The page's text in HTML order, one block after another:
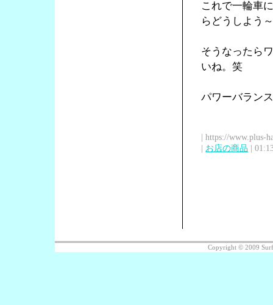
これで一輪車
らどうしよう～
そうなったら
いね。笑
パワーバラン
| https://www.plus-
| お店の商品 |
Copyright © 2009